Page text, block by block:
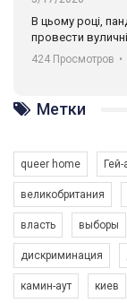
ГАУ є в 16
Разом наш голос
6/30/2017
Емоційний та
Метки
queer home
великобритания
власть выборы
дискриминация
камин-аут киев